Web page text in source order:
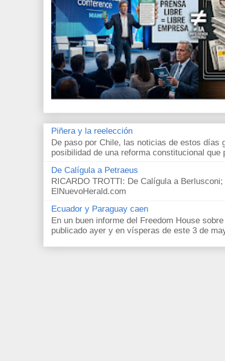
Piñera y la reelección
De paso por Chile, las noticias de estos días
posibilidad de una reforma constitucional
De Calígula a Petraeus
RICARDO TROTTI: De Calígula a
ElNuevoHerald.com
Ecuador y Paraguay caen
En un buen informe del Freedom House
publicado ayer y en vísperas de este 3 de